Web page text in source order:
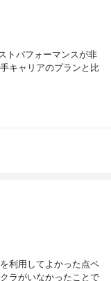
トパフォーマンスが非
キャリアのプランと比
利用してよかった点ペ
ラがいなかったことで